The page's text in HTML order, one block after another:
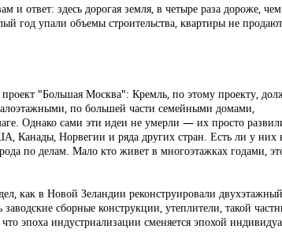
ответ: здесь дорогая земля, в четыре раза дороже,
год упали объемы строительства, квартиры не
"Большая Москва": Кремль, по этому проекту,
по большей части семейными домами,
Однако сами эти идеи не умерли — их просто
Канады, Норвегии и ряда других стран. Есть ли у них
по делам. Мало кто живет в многоэтажках годами,
как в Новой Зеландии реконструировали
сборные конструкции, утеплители, такой
эпоха индустриализации сменяется эпохой